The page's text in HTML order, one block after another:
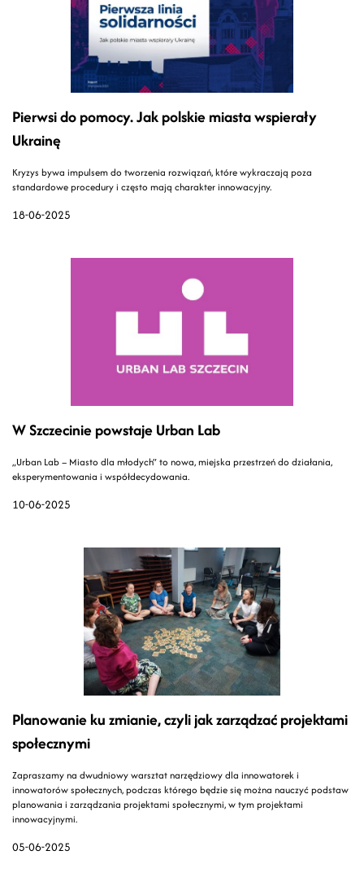
18-06-2025
Pierwsi do pomocy. Jak polskie miasta wspierały
Ukrainę
Kryzys bywa impulsem do tworzenia rozwiązań, które wykraczają poza
standardowe procedury i często mają charakter innowacyjny.
10-06-2025
W Szczecinie powstaje Urban Lab
„Urban Lab – Miasto dla młodych” to nowa, miejska przestrzeń do działania,
eksperymentowania i współdecydowania.
05-06-2025
Planowanie ku zmianie, czyli jak zarządzać projektami
społecznymi
Zapraszamy na dwudniowy warsztat narzędziowy dla innowatorek i
innowatorów społecznych, podczas którego będzie się można nauczyć podstaw
planowania i zarządzania projektami społecznymi, w tym projektami
innowacyjnymi.